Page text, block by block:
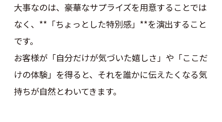
大事なのは、豪華なサプライズを用意することでは
なく、**「ちょっとした特別感」**を演出すること
です。
お客様が「自分だけが気づいた嬉しさ」や「ここだ
けの体験」を得ると、それを誰かに伝えたくなる気
持ちが自然とわいてきます。